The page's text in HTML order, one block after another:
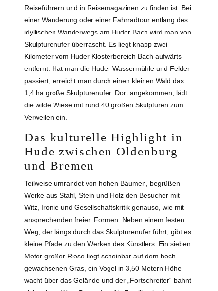
Reiseführern und in Reisemagazinen zu finden ist. Bei
einer Wanderung oder einer Fahrradtour entlang des
idyllischen Wanderwegs am Huder Bach wird man von
Skulpturenufer überrascht. Es liegt knapp zwei
Kilometer vom Huder Klosterbereich Bach aufwärts
entfernt. Hat man die Huder Wassermühle und Felder
passiert, erreicht man durch einen kleinen Wald das
1,4 ha große Skulpturenufer. Dort angekommen, lädt
die wilde Wiese mit rund 40 großen Skulpturen zum
Verweilen ein.
Das kulturelle Highlight in
Hude zwischen Oldenburg
und Bremen
Teilweise umrandet von hohen Bäumen, begrüßen
Werke aus Stahl, Stein und Holz den Besucher mit
Witz, Ironie und Gesellschaftskritik genauso, wie mit
ansprechenden freien Formen. Neben einem festen
Weg, der längs durch das Skulpturenufer führt, gibt es
kleine Pfade zu den Werken des Künstlers: Ein sieben
Meter großer Riese liegt scheinbar auf dem hoch
gewachsenen Gras, ein Vogel in 3,50 Metern Höhe
wacht über das Gelände und der „Fortschreiter“ bahnt